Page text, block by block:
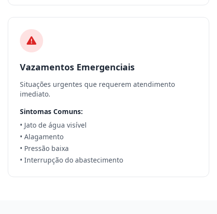
Vazamentos Emergenciais
Situações urgentes que requerem atendimento
imediato.
Sintomas Comuns:
• Jato de água visível
• Alagamento
• Pressão baixa
• Interrupção do abastecimento